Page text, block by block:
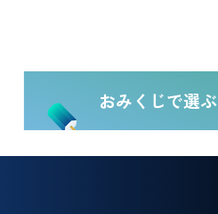
おみくじで選ぶ